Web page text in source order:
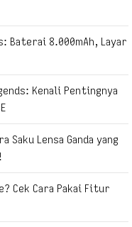
Baterai 8.000mAh, Layar
Kenali Pentingnya
Saku Lensa Ganda yang
Cek Cara Pakai Fitur